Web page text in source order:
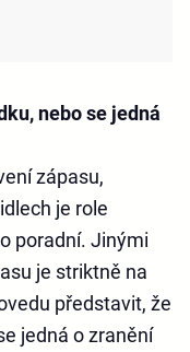
nebo se jedná
zápasu,
je role
poradní. Jinými
je striktně na
představit, že
jedná o zranění